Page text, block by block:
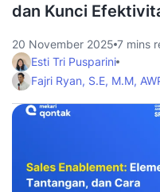
dan Kunci
20 November 2025 7 mins
Esti Tri Pusparini
Fajri Ryan, S.E, M.M,